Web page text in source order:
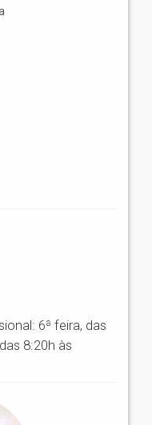
6ª feira, das
8:20h às